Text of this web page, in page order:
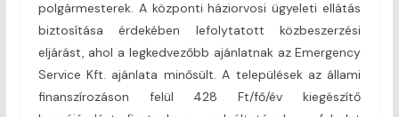
polgármesterek. A központi háziorvosi ügyeleti ellátás
biztosítása érdekében lefolytatott közbeszerzési
eljárást, ahol a legkedvezőbb ajánlatnak az Emergency
Service Kft. ajánlata minősült. A települések az állami
finanszírozáson felül 428 Ft/fő/év kiegészítő